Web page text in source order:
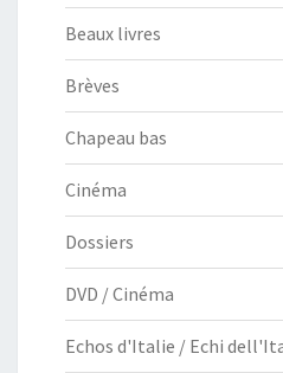
Beaux livres
Brèves
Chapeau bas
Cinéma
Dossiers
DVD / Cinéma
Echos d'Italie / Echi